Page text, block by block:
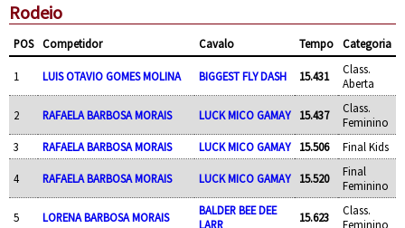
Rodeio
POS Competidor Cavalo Tempo Categoria
1 LUIS OTAVIO GOMES MOLINA BIGGEST FLY DASH 15.431
Class.
Aberta
2 RAFAELA BARBOSA MORAIS LUCK MICO GAMAY 15.437
Class.
Feminino
3
RAFAELA BARBOSA MORAIS LUCK MICO GAMAY 15.506 Final Kids
4 RAFAELA BARBOSA MORAIS LUCK MICO GAMAY 15.520
Final
Feminino
5 LORENA BARBOSA MORAIS
BALDER BEE DEE
LARR
15.623
Class.
Feminino